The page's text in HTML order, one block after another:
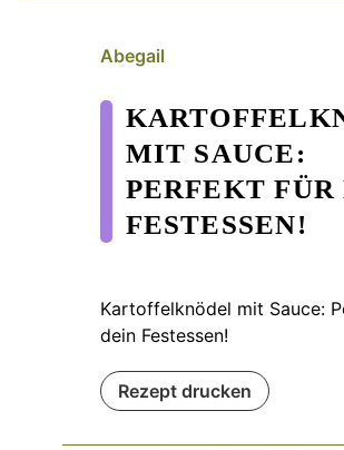
Abegail
MIT SAUCE:
PERFEKT FÜR
FESTESSEN!
Kartoffelknödel mit Sauce:
dein Festessen!
Rezept drucken